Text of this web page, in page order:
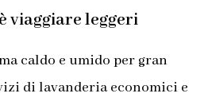
viaggiare leggeri
caldo e umido per gran
di lavanderia economici e